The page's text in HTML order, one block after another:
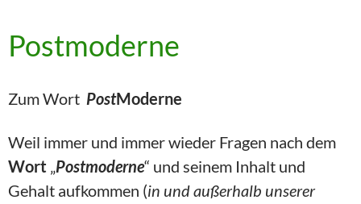
Postmoderne
Zum Wort PostModerne
Weil immer und immer wieder Fragen nach dem
Wort „Postmoderne“ und seinem Inhalt und
Gehalt aufkommen (in und außerhalb unserer